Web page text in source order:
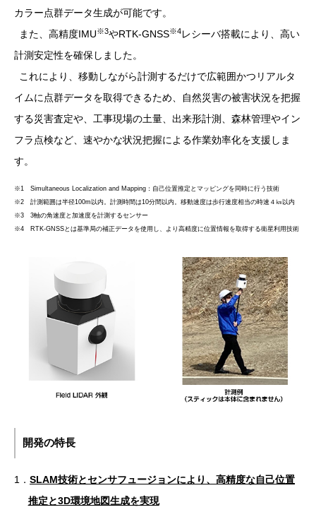
カラー点群データ生成が可能です。
また、高精度IMU※3やRTK-GNSS※4レシーバ搭載により、高い
計測安定性を確保しました。
これにより、移動しながら計測するだけで広範囲かつリアルタ
イムに点群データを取得できるため、自然災害の被害状況を把握
する災害査定や、工事現場の土量、出来形計測、森林管理やイン
フラ点検など、速やかな状況把握による作業効率化を支援しま
す。
※1 Simultaneous Localization and Mapping：自己位置推定とマッピングを同時に行う技術
※2 計測範囲は半径100m以内。計測時間は10分間以内。移動速度は歩行速度相当の時速４㎞以内
※3 3軸の角速度と加速度を計測するセンサー
※4 RTK-GNSSとは基準局の補正データを使用し、より高精度に位置情報を取得する衛星利用技術
開発の特長
1． SLAM技術とセンサフュージョンにより、高精度な自己位置
推定と3D環境地図生成を実現